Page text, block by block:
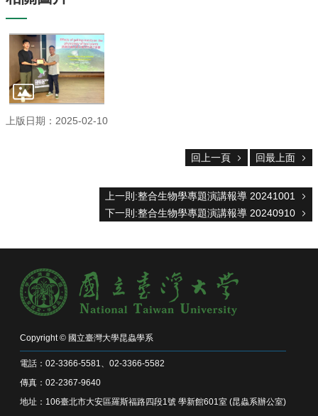
展
追
蹤
系
主
任
首
網
站
English
所
消
上版日期：2025-02-10
回上一頁 回最上面
上一則:整合生物學專題演講報導 20241001
下一則:整合生物學專題演講報導 20240910
Copyright © 國立臺灣大學昆蟲學系
電話：02-3366-5581、02-3366-5582
傳真：02-2367-9640
地址：106臺北市大安區羅斯福路四段1號 學新館601室 (昆蟲系辦公室)